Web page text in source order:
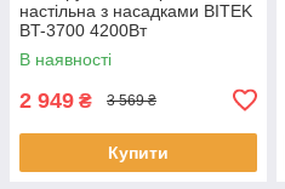
настільна з насадками BITEK
BT-3700 4200Вт
В наявності
2 949 ₴ 3 569 ₴
Купити